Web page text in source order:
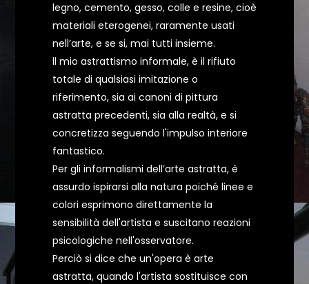
legno, cemento, gesso, colle e resine, cioè
materiali eterogenei, raramente usati
nell’arte, e se si, mai tutti insieme.
ll mio astrattismo informale, è il rifiuto
totale di qualsiasi imitazione o
riferimento, sia ai canoni di pittura
astratta precedenti, sia alla realtà, e si
concretizza seguendo l'impulso interiore
fantastico.
Per gli informalismi dell’arte astratta, è
assurdo ispirarsi alla natura poiché linee e
colori esprimono direttamente la
sensibilità dell'artista e suscitano reazioni
psicologiche nell'osservatore.
Perciò si dice che un'opera è arte
astratta, quando l'artista sostituisce con